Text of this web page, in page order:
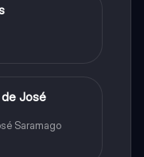
José
Saramago